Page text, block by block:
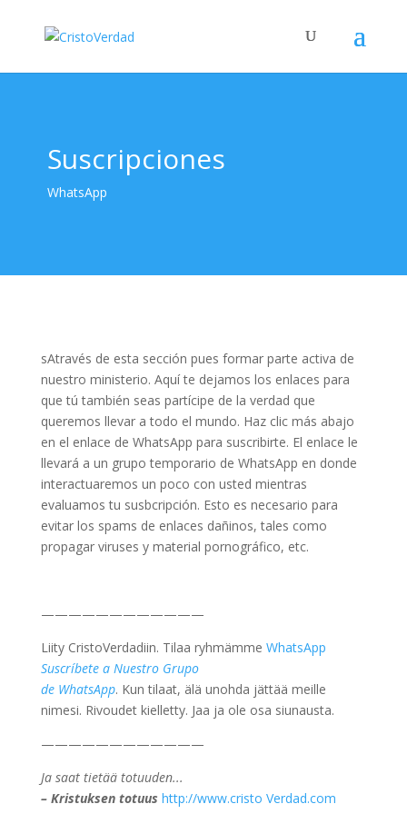
Suscripciones
WhatsApp
sAtravés de esta sección pues formar parte activa de
nuestro ministerio. Aquí te dejamos los enlaces para
que tú también seas partícipe de la verdad que
queremos llevar a todo el mundo. Haz clic más abajo
en el enlace de WhatsApp para suscribirte. El enlace le
llevará a un grupo temporario de WhatsApp en donde
interactuaremos un poco con usted mientras
evaluamos tu susbcripción. Esto es necesario para
evitar los spams de enlaces dañinos, tales como
propagar viruses y material pornográfico, etc.
————————————
Liity CristoVerdadiin. Tilaa ryhmämme WhatsApp
Suscríbete a Nuestro Grupo
de WhatsApp. Kun tilaat, älä unohda jättää meille
nimesi. Rivoudet kielletty. Jaa ja ole osa siunausta.
————————————
Ja saat tietää totuuden...
– Kristuksen totuus http://www.cristo Verdad.com